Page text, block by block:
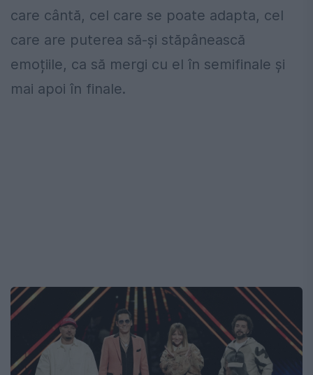
care cântă, cel care se poate adapta, cel
care are puterea să-și stăpânească
emoțiile, ca să mergi cu el în semifinale și
mai apoi în finale.